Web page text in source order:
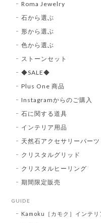
Roma Jewelry
石から選ぶ
形から選ぶ
色から選ぶ
ストーンセット
◆SALE◆
Plus One 商品
Instagramからのご購入
石に関する道具
インテリア用品
天然石アクセサリーパーツ
クリスタルグリッド
クリスタルヒーリング
期間限定販売
GUIDE
Kamoku［カモク］インテリ